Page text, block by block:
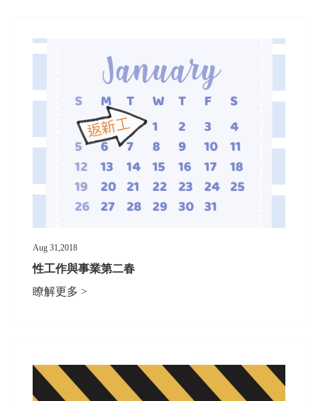
Aug 31,2018
性工作與事業第二春
瞭解更多 >